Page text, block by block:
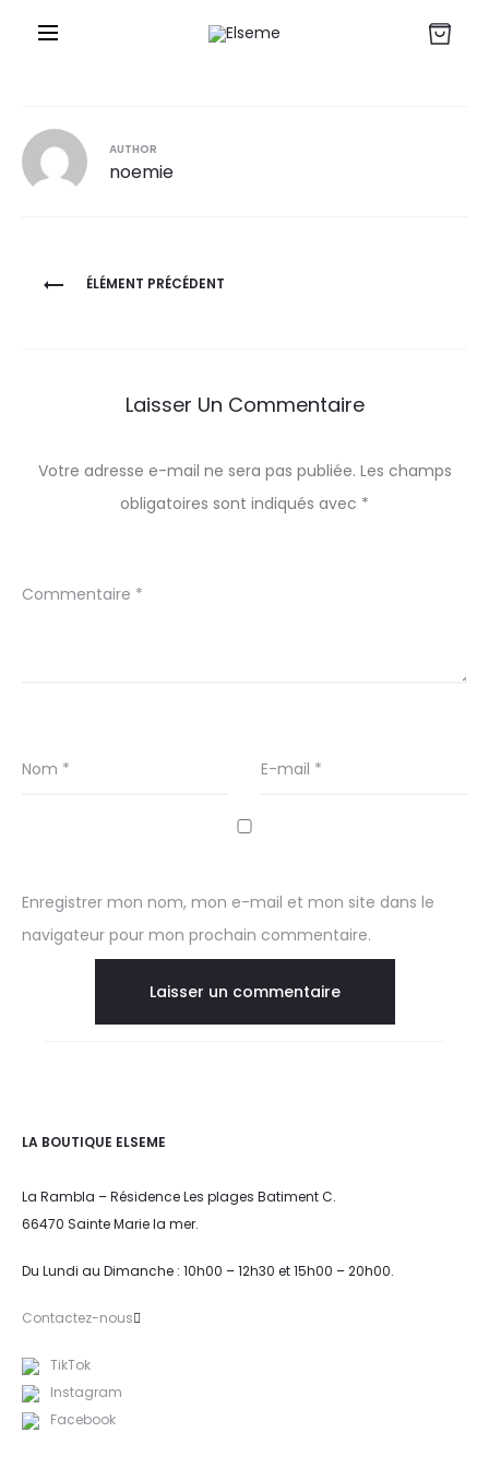
AUTHOR
noemie
Navigation
de
ÉLÉMENT PRÉCÉDENT
Laisser Un Commentaire
Votre adresse e-mail ne sera pas publiée. Les champs
obligatoires sont indiqués avec *
Commentaire *
Nom * E-mail *
Enregistrer mon nom, mon e-mail et mon site dans le
navigateur pour mon prochain commentaire.
LA BOUTIQUE ELSEME
La Rambla – Résidence Les plages Batiment C.
66470 Sainte Marie la mer.
Du Lundi au Dimanche : 10h00 – 12h30 et 15h00 – 20h00.
Contactez-nous
TikTok
Instagram
Facebook